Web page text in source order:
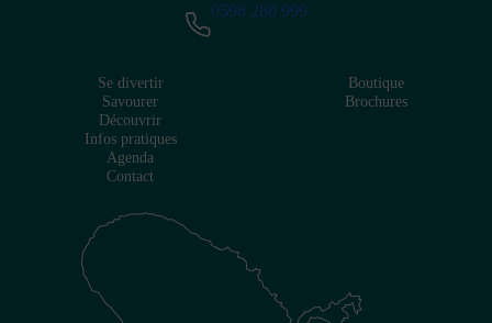
0596 280 999
Se divertir
Savourer
Découvrir
Infos pratiques
Agenda
Contact
Boutique
Brochures